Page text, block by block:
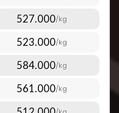
1.760.000,-
512.000,- per kg
melalui tabel
di halaman
paket ke
dan layanan
527.000/kg
523.000/kg
584.000/kg
561.000/kg